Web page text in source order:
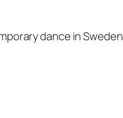
dance in Sweden